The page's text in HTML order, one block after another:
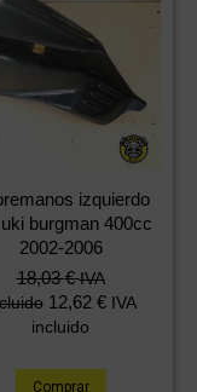
izquierdo
burgman 400cc
2002-2006
18,03€ IVA
12,62 € IVA
incluido
Comprar